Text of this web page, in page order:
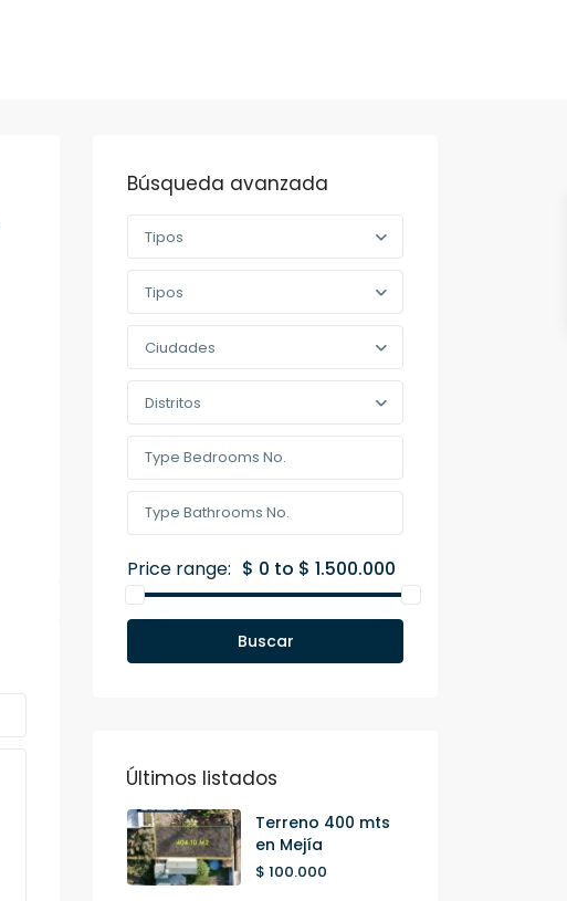
Búsqueda avanzada
Tipos
Tipos
Ciudades
Distritos
Price range: $ 0 to $ 1.500.000
Buscar
Últimos listados
Terreno 400 mts
en Mejía
$ 100.000